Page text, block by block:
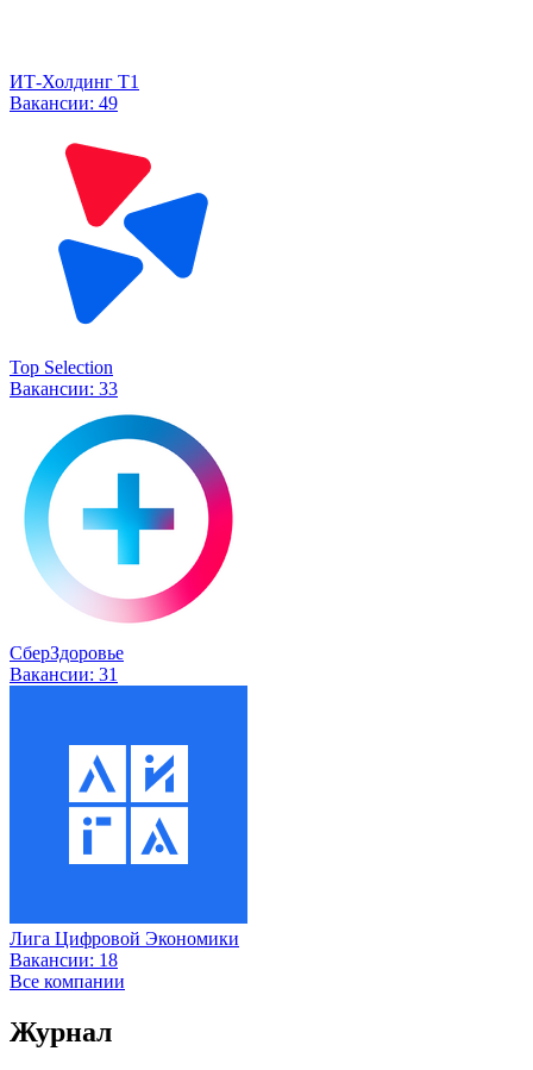
ИТ-Холдинг Т1
Вакансии: 49
Top Selection
Вакансии: 33
СберЗдоровье
Вакансии: 31
Лига Цифровой Экономики
Вакансии: 18
Все компании
Журнал